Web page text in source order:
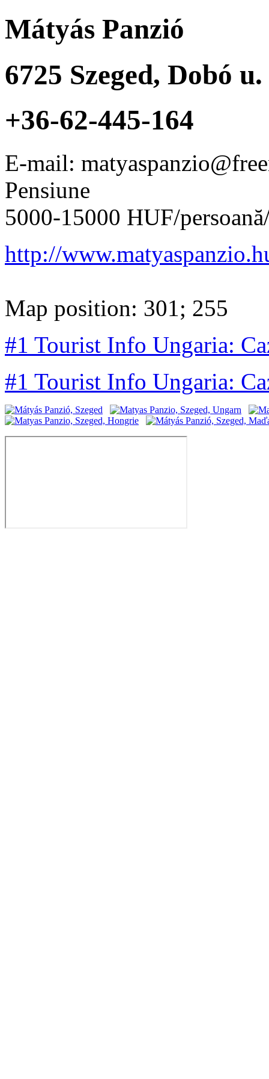
Mátyás Panzió
6725 Szeged, Dobó u.
+36-62-445-164
E-mail:
Pensiune
5000-15000 HUF/
http://
Map position: 301; 255
#1 Tourist Info Ungaria:
#1 Tourist Info Ungaria: